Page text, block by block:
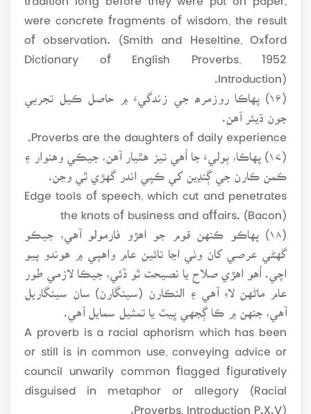
were concrete fragments of wisdom, the result
of observation. (Smith and Heseltine, Oxford
Dictionary of English Proverbs, 1952
Introduction).
(۱۶) پهاڪا روزمرھ جي زندگيءَ ۾ حاصل ڪيل تجربي
جون ڌيئر آهن.
Proverbs are the daughters of daily experience.
(۱۷) پهاڪا، ٻوليءَ جا اُهي تيز هٿيار آهن، جيڪي وهنوار ۽
ڪمن ڪارن جي ڳنڍين کي ڪپي اندر گهڙي ٿي وڃن.
Edge tools of speech, which cut and penetrates
the knots of business and affairs. (Bacon)
(۱۸) پهاڪو ڪنهن قوم جو اهڙو فارمولو آهي، جيڪو
گهڻي عرصي کان وٺي اڃا تائين عام واهپي ۾ هوندو پيو
اچي. اُهو اهڙي صلاح يا نصيحت ٿو ڏئي، جيڪا لازمي طور
عام ماڻهن لاءِ آهي ۽ النڪارن (سينگارن) سان سينگاريل
آهي، جنهن ۾ ڪا ڳجهي ڀيٽ يا تمثيل سمايل آهي.
A proverb is a racial aphorism which has been
or still is in common use, conveying advice or
council unwarily common flagged figuratively
disguised in metaphor or allegory (Racial
Proverbs, Introduction P.X.V).